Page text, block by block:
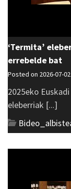
‘Termita’
errebelde bat
Posted on 2026-07-
2025eko
eleberriak [...]